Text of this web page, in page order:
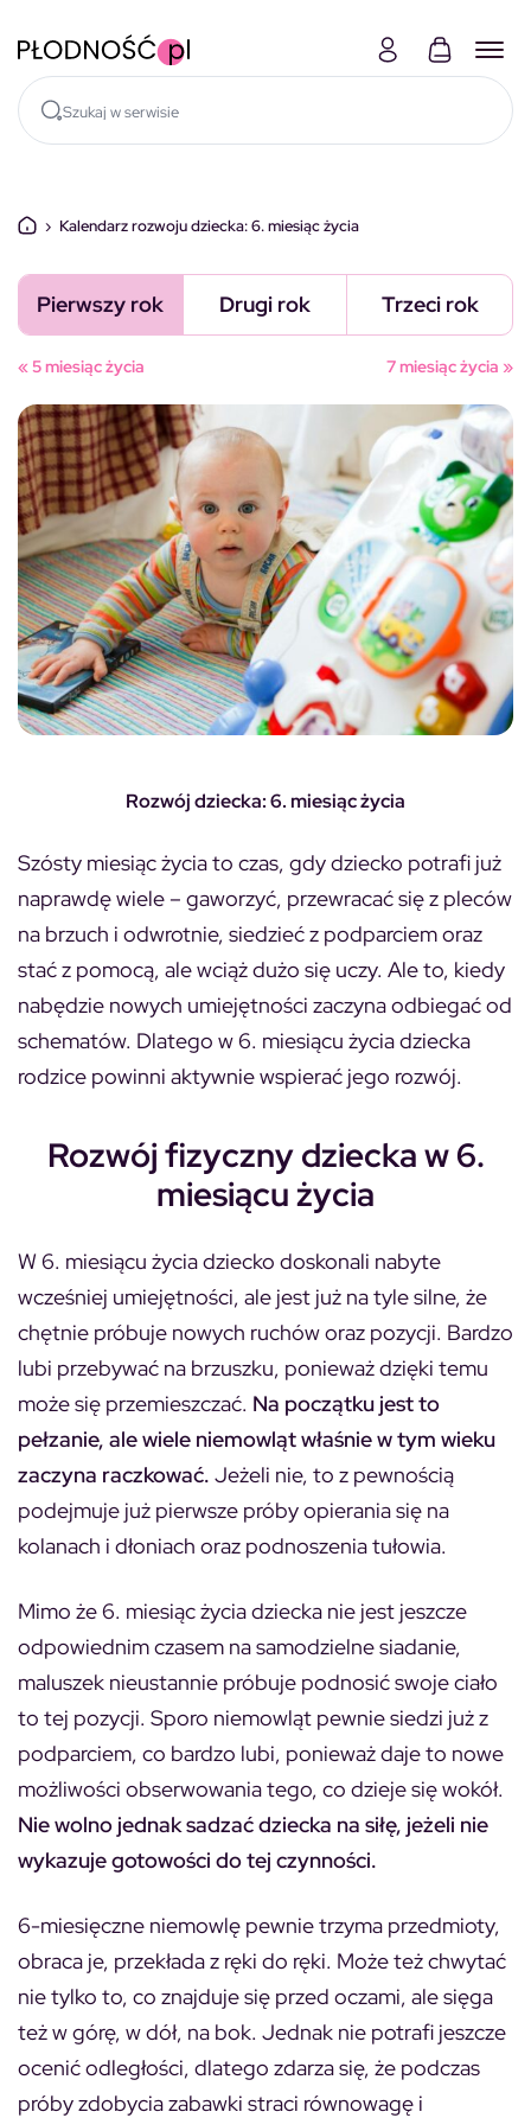
› Kalendarz rozwoju dziecka: 6. miesiąc życia
Pierwszy rok Drugi rok Trzeci rok
« 5 miesiąc życia 7 miesiąc życia »
Rozwój dziecka: 6. miesiąc życia
Szósty miesiąc życia to czas, gdy dziecko potrafi już
naprawdę wiele – gaworzyć, przewracać się z pleców
na brzuch i odwrotnie, siedzieć z podparciem oraz
stać z pomocą, ale wciąż dużo się uczy. Ale to, kiedy
nabędzie nowych umiejętności zaczyna odbiegać od
schematów. Dlatego w 6. miesiącu życia dziecka
rodzice powinni aktywnie wspierać jego rozwój.
Rozwój fizyczny dziecka w 6.
miesiącu życia
W 6. miesiącu życia dziecko doskonali nabyte
wcześniej umiejętności, ale jest już na tyle silne, że
chętnie próbuje nowych ruchów oraz pozycji. Bardzo
lubi przebywać na brzuszku, ponieważ dzięki temu
może się przemieszczać. Na początku jest to
pełzanie, ale wiele niemowląt właśnie w tym wieku
zaczyna raczkować. Jeżeli nie, to z pewnością
podejmuje już pierwsze próby opierania się na
kolanach i dłoniach oraz podnoszenia tułowia.
Mimo że 6. miesiąc życia dziecka nie jest jeszcze
odpowiednim czasem na samodzielne siadanie,
maluszek nieustannie próbuje podnosić swoje ciało
to tej pozycji. Sporo niemowląt pewnie siedzi już z
podparciem, co bardzo lubi, ponieważ daje to nowe
możliwości obserwowania tego, co dzieje się wokół.
Nie wolno jednak sadzać dziecka na siłę, jeżeli nie
wykazuje gotowości do tej czynności.
6-miesięczne niemowlę pewnie trzyma przedmioty,
obraca je, przekłada z ręki do ręki. Może też chwytać
nie tylko to, co znajduje się przed oczami, ale sięga
też w górę, w dół, na bok. Jednak nie potrafi jeszcze
ocenić odległości, dlatego zdarza się, że podczas
próby zdobycia zabawki straci równowagę i